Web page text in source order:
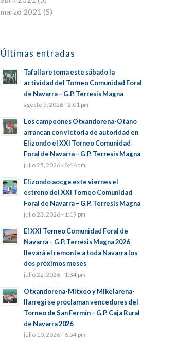
marzo 2021 (5)
Últimas entradas
Tafalla retoma este sábado la
actividad del Torneo Comunidad Foral
de Navarra – G.P. Terresis Magna
agosto 5, 2026 - 2:01 pm
Los campeones Otxandorena-Otano
arrancan con victoria de autoridad en
Elizondo el XXI Torneo Comunidad
Foral de Navarra – G.P. Terresis Magna
julio 25, 2026 - 8:46 am
Elizondo aocge este viernes el
estreno del XXI Torneo Comunidad
Foral de Navarra – G.P. Terresis Magna
julio 23, 2026 - 1:19 pm
El XXI Torneo Comunidad Foral de
Navarra – G.P. Terresis Magna 2026
llevará el remonte a toda Navarra los
dos próximos meses
julio 22, 2026 - 1:34 pm
Otxandorena-Mitxeo y Mikelarena-
Ilarregi se proclaman vencedores del
Torneo de San Fermín – G.P. Caja Rural
de Navarra 2026
julio 10, 2026 - 6:54 pm